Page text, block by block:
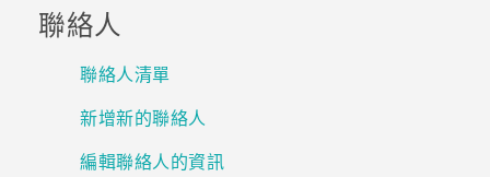
優惠專區
焦點訊息
銷售門市
聯絡人
聯絡人清單
新增新的聯絡人
編輯聯絡人的資訊